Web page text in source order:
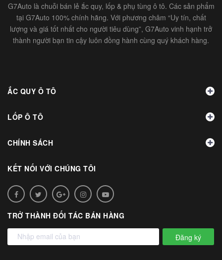
G7Auto là chuỗi bán lẻ ắc quy, lốp & phụ tùng ô tô. Các sản phẩm
tại G7Auto 100% chính hãng. Với phương châm “Uy tín, chất
lượng và giá tốt nhất cho người tiêu dùng”, G7Auto vinh hạnh trở
thành người bạn tin cậy luôn đồng hành cùng quý khách hàng.
ẮC QUY Ô TÔ
LỐP Ô TÔ
CHÍNH SÁCH
KẾT NỐI VỚI CHÚNG TÔI
TRỞ THÀNH ĐỐI TÁC BÁN HÀNG
Đăng ký